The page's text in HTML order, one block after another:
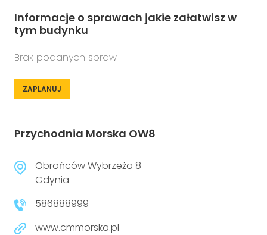
Informacje o sprawach jakie załatwisz w
tym budynku
Brak podanych spraw
ZAPLANUJ
Przychodnia Morska OW8
Obrońców Wybrzeża 8
Gdynia
586888999
www.cmmorska.pl